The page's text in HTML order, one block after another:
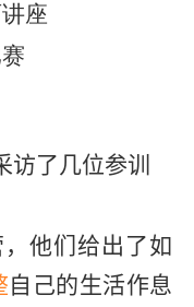
座
访了几位参训
他们给出了如
自己的生活作息